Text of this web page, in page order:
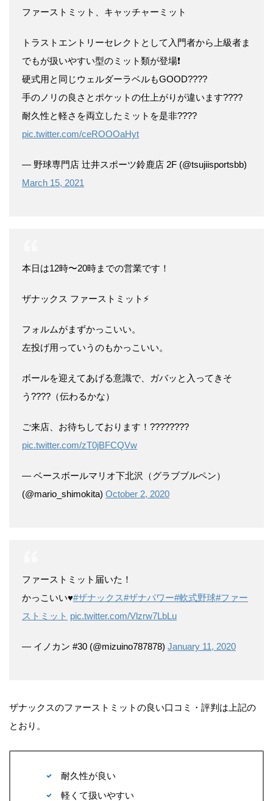
ファーストミット、キャッチャーミット
トラストエントリーセレクトとして入門者から上級者ま
でもが扱いやすい型のミット類が登場❗️
硬式用と同じウェルダーラベルもGOOD????
手のノリの良さとポケットの仕上がりが違います????
耐久性と軽さを両立したミットを是非????
pic.twitter.com/ceROOOaHyt
— 野球専門店 辻井スポーツ鈴鹿店 2F (@tsujiisportsbb)
March 15, 2021
本日は12時〜20時までの営業です！
ザナックス ファーストミット⚡️
フォルムがまずかっこいい。
左投げ用っていうのもかっこいい。
ボールを迎えてあげる意識で、ガバッと入ってきそ
う????（伝わるかな）
ご来店、お待ちしております！????????
pic.twitter.com/zT0jBFCQVw
— ベースボールマリオ下北沢（グラブブルペン）
(@mario_shimokita) October 2, 2020
ファーストミット届いた！
かっこいい♥️#ザナックス#ザナパワー#軟式野球#ファー
ストミット pic.twitter.com/Vlzrw7LbLu
— イノカン #30 (@mizuino787878) January 11, 2020
ザナックスのファーストミットの良い口コミ・評判は上記の
とおり。
耐久性が良い
軽くて扱いやすい